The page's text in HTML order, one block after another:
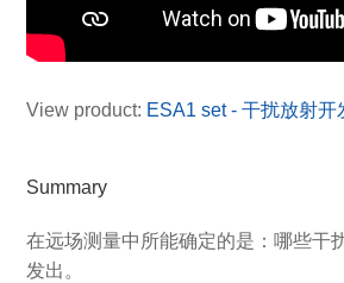
View product: ESA1 set - 干扰放射开
Summary
在远场测量中所能确定的是：哪些干
发出。